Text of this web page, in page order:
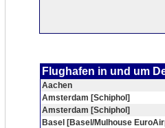
Flughafen in und um
Aachen
Amsterdam [Schiphol]
Amsterdam [Schiphol]
Basel [Basel/Mulhouse